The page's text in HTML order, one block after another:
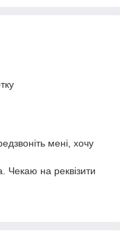
мені, хочу
Чекаю на реквізити